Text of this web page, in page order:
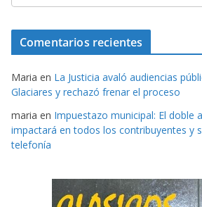
Comentarios recientes
Maria en La Justicia avaló audiencias
Glaciares y rechazó frenar el proceso
maria en Impuestazo municipal: El doble
impactará en todos los contribuyentes y
telefonía